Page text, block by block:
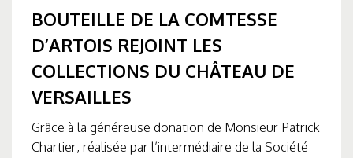
BOUTEILLE DE LA COMTESSE
D’ARTOIS REJOINT LES
COLLECTIONS DU CHÂTEAU DE
VERSAILLES
Grâce à la généreuse donation de Monsieur Patrick
Chartier, réalisée par l’intermédiaire de la Société